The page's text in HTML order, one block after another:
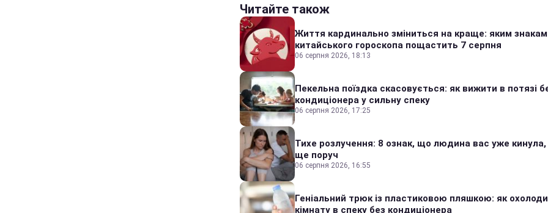
Читайте також
Життя кардинально зміниться на краще: яким знакам
китайського гороскопа пощастить 7 серпня
06 серпня 2026, 18:13
Пекельна поїздка скасовується: як вижити в потязі
кондиціонера у сильну спеку
06 серпня 2026, 17:25
Тихе розлучення: 8 ознак, що людина вас уже кинула,
ще поруч
06 серпня 2026, 16:55
Геніальний трюк із пластиковою пляшкою: як
кімнату в спеку без кондиціонера